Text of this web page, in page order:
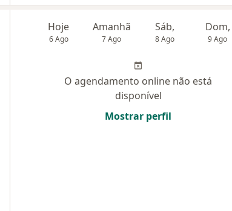
Hoje
6 Ago
Amanhã
7 Ago
Sáb,
8 Ago
Dom,
9 Ago
O agendamento online não está
disponível
Mostrar perfil